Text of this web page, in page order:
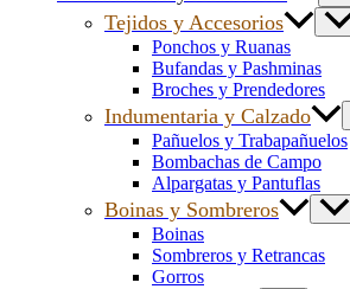
Tejidos y Accesorios
Ponchos y Ruanas
Bufandas y Pashminas
Broches y Prendedores
Indumentaria y Calzado
Pañuelos y Trabapañuelos
Bombachas de Campo
Alpargatas y Pantuflas
Boinas y Sombreros
Boinas
Sombreros y Retrancas
Gorros